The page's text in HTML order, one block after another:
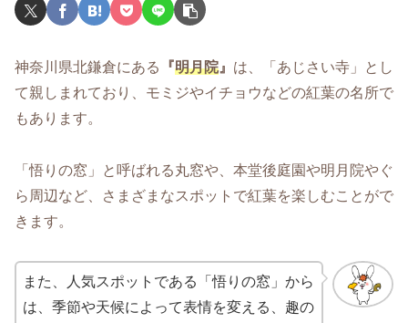
神奈川県北鎌倉にある 『明月院』 は、「あじさい寺」とし
て親しまれており、モミジやイチョウなどの紅葉の名所で
もあります。
「悟りの窓」と呼ばれる丸窓や、本堂後庭園や明月院やぐ
ら周辺など、さまざまなスポットで紅葉を楽しむことがで
きます。
また、人気スポットである「悟りの窓」から
は、季節や天候によって表情を変える、趣の